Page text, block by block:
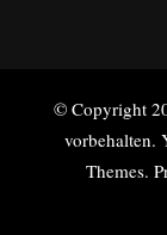
© Copyright
vorbehalten.
Themes.